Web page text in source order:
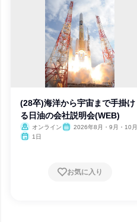
(28卒)海洋から宇宙まで手掛け
る日油の会社説明会(WEB)
オンライン
2026年8月・9月・10月
1日
お気に入り